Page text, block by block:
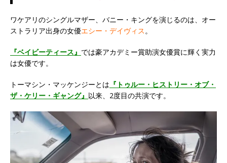
ワケアリのシングルマザー、バニー・キングを演じるのは、オー
ストラリア出身の女優エシー・デイヴィス。
『ベイビーティース』 では豪アカデミー賞助演女優賞に輝く実力
は女優です。
トーマシン・マッケンジーとは 『トゥルー・ヒストリー・オブ・
ザ・ケリー・ギャング』 以来、2度目の共演です。